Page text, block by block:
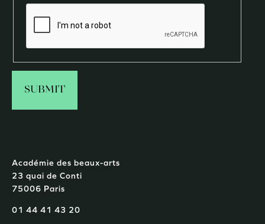
Académie des beaux-arts
23 quai de Conti
75006 Paris
01 44 41 43 20